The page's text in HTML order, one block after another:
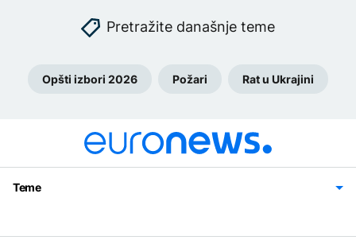
Pretražite današnje teme
Opšti izbori 2026 Požari Rat u Ukrajini
Teme